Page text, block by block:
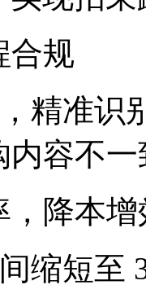
合规
，精准
购内容不
，降本
缩短至